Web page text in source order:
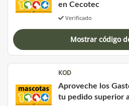
en Cecotec
Verificado
Mostrar código
KOD
Aproveche los
tu pedido superior